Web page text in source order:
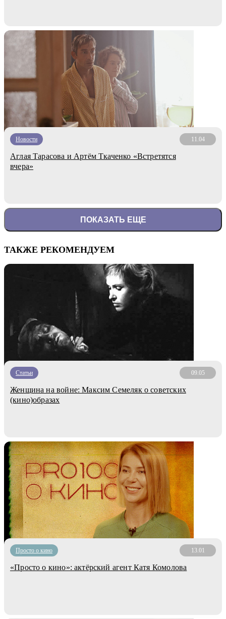
Новости 11.04
Аглая Тарасова и Артём Ткаченко «Встретятся
вчера»
ПОКАЗАТЬ ЕЩЕ
ТАКЖЕ РЕКОМЕНДУЕМ
Статьи 09.05
Женщина на войне: Максим Семеляк о советских
(кино)образах
Просто о кино 13.01
«Просто о кино»: актёрский агент Катя Комолова